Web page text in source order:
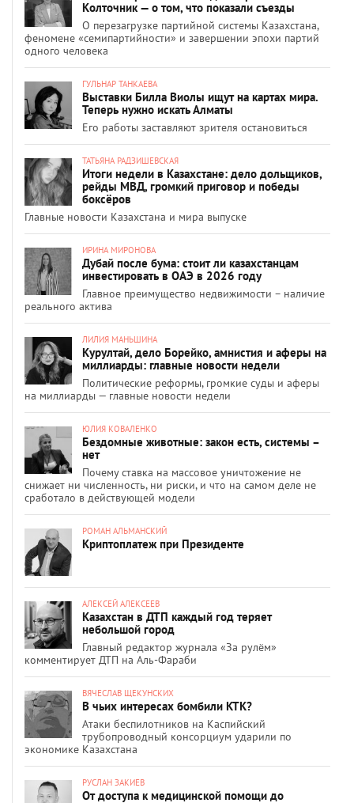
Колточник — о том, что показали съезды
О перезагрузке партийной системы Казахстана,
феномене «семипартийности» и завершении эпохи партий
одного человека
ГУЛЬНАР ТАНКАЕВА
Выставки Билла Виолы ищут на картах мира.
Теперь нужно искать Алматы
Его работы заставляют зрителя остановиться
ТАТЬЯНА РАДЗИШЕВСКАЯ
Итоги недели в Казахстане: дело дольщиков,
рейды МВД, громкий приговор и победы
боксёров
Главные новости Казахстана и мира выпуске
ИРИНА МИРОНОВА
Дубай после бума: стоит ли казахстанцам
инвестировать в ОАЭ в 2026 году
Главное преимущество недвижимости – наличие
реального актива
ЛИЛИЯ МАНЬШИНА
Курултай, дело Борейко, амнистия и аферы на
миллиарды: главные новости недели
Политические реформы, громкие суды и аферы
на миллиарды — главные новости недели
ЮЛИЯ КОВАЛЕНКО
Бездомные животные: закон есть, системы –
нет
Почему ставка на массовое уничтожение не
снижает ни численность, ни риски, и что на самом деле не
сработало в действующей модели
РОМАН АЛЬМАНСКИЙ
Криптоплатеж при Президенте
АЛЕКСЕЙ АЛЕКСЕЕВ
Казахстан в ДТП каждый год теряет
небольшой город
Главный редактор журнала «За рулём»
комментирует ДТП на Аль-Фараби
ВЯЧЕСЛАВ ЩЕКУНСКИХ
В чьих интересах бомбили КТК?
Атаки беспилотников на Каспийский
трубопроводный консорциум ударили по
экономике Казахстана
РУСЛАН ЗАКИЕВ
От доступа к медицинской помощи до